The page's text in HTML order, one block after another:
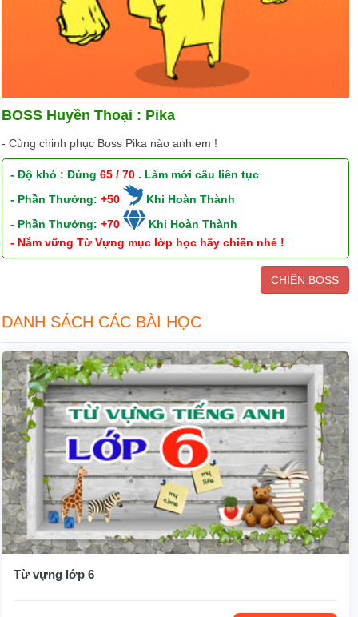
BOSS Huyền Thoại : Pika
- Cùng chinh phục Boss Pika nào anh em !
- Độ khó : Đúng65 / 70 . Làm mới câu liên tục
- Phần Thưởng:+50
Khi Hoàn Thành
- Phần Thưởng:+70
Khi Hoàn Thành
- Nắm vững Từ Vựng mục lớp học hãy chiến nhé !
CHIẾN BOSS
DANH SÁCH CÁC BÀI HỌC
Từ vựng lớp 6